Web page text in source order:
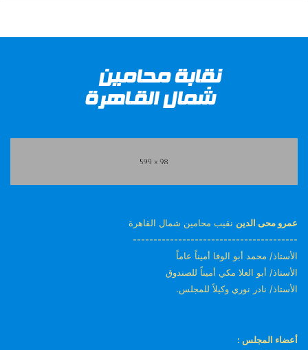
عمرو محى الدين نقيب محامين شمال القاهرة
----------------------------------------
الأستاذ/ محمد أبو الوفا أميناً عاماً
الأستاذ/ أبو العلا مكي أميناً للصندوق
الأستاذ/ نادر نوري وكيلاً للمجلس.
أعضاء المجلس :